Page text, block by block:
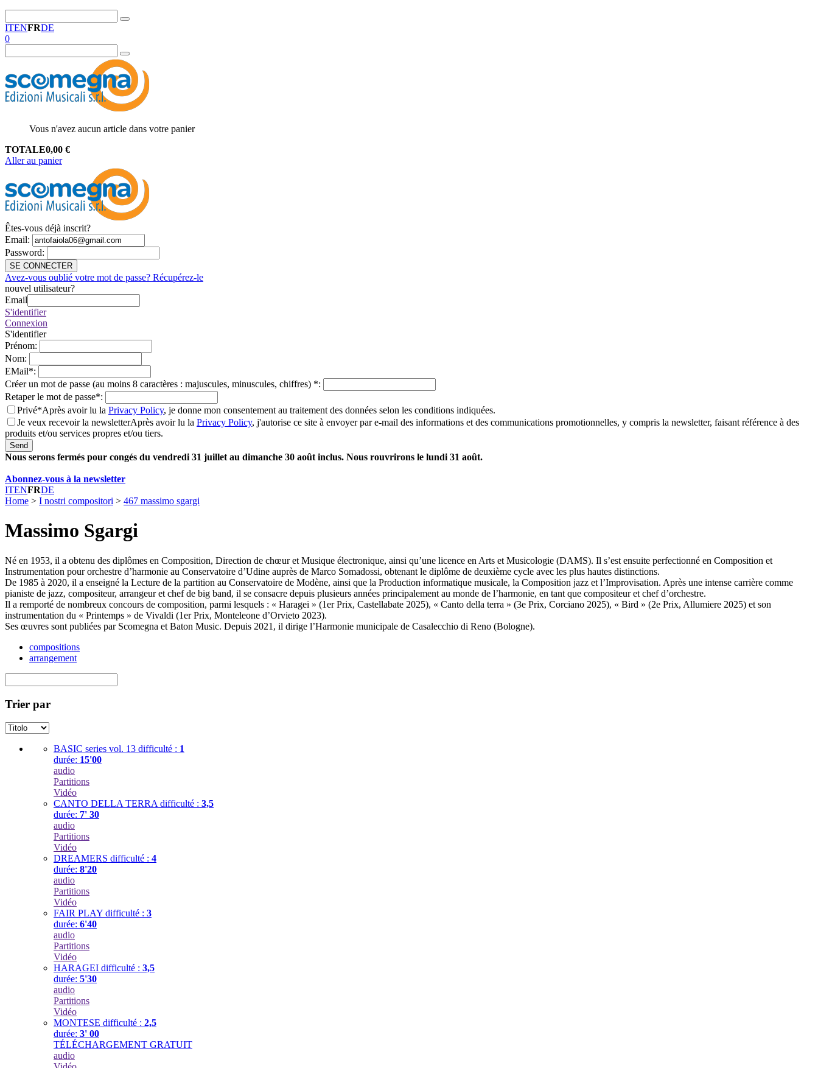
ITENFRDE
0
Vous n'avez aucun article dans votre panier
TOTALE0,00 €
Aller au panier
Êtes-vous déjà inscrit?
Email:
Password:
SE CONNECTER
Avez-vous oublié votre mot de passe? Récupérez-le
nouvel utilisateur?
Email
S'identifier
Connexion
S'identifier
Prénom:
Nom:
EMail*:
Créer un mot de passe (au moins 8 caractères : majuscules, minuscules, chiffres) *:
Retaper le mot de passe*:
Privé*Après avoir lu la Privacy Policy, je donne mon consentement au traitement des données selon les conditions indiquées.
Je veux recevoir la newsletterAprès avoir lu la Privacy Policy, j'autorise ce site à envoyer par e-mail des informations et des communications promotionnelles, y compris la newsletter, faisant référence à des
produits et/ou services propres et/ou tiers.
Send
Nous serons fermés pour congés du vendredi 31 juillet au dimanche 30 août inclus. Nous rouvrirons le lundi 31 août.
Abonnez-vous à la newsletter
ITENFRDE
Home > I nostri compositori > 467 massimo sgargi
Massimo Sgargi
Né en 1953, il a obtenu des diplômes en Composition, Direction de chœur et Musique électronique, ainsi qu’une licence en Arts et Musicologie (DAMS). Il s’est ensuite perfectionné en Composition et
Instrumentation pour orchestre d’harmonie au Conservatoire d’Udine auprès de Marco Somadossi, obtenant le diplôme de deuxième cycle avec les plus hautes distinctions.
De 1985 à 2020, il a enseigné la Lecture de la partition au Conservatoire de Modène, ainsi que la Production informatique musicale, la Composition jazz et l’Improvisation. Après une intense carrière comme
pianiste de jazz, compositeur, arrangeur et chef de big band, il se consacre depuis plusieurs années principalement au monde de l’harmonie, en tant que compositeur et chef d’orchestre.
Il a remporté de nombreux concours de composition, parmi lesquels : « Haragei » (1er Prix, Castellabate 2025), « Canto della terra » (3e Prix, Corciano 2025), « Bird » (2e Prix, Allumiere 2025) et son
instrumentation du « Printemps » de Vivaldi (1er Prix, Monteleone d’Orvieto 2023).
Ses œuvres sont publiées par Scomegna et Baton Music. Depuis 2021, il dirige l’Harmonie municipale de Casalecchio di Reno (Bologne).
compositions
arrangement
Trier par
BASIC series vol. 13 difficulté : 1
durée: 15'00
audio
Partitions
Vidéo
CANTO DELLA TERRA difficulté : 3,5
durée: 7' 30
audio
Partitions
Vidéo
DREAMERS difficulté : 4
durée: 8'20
audio
Partitions
Vidéo
FAIR PLAY difficulté : 3
durée: 6'40
audio
Partitions
Vidéo
HARAGEI difficulté : 3,5
durée: 5'30
audio
Partitions
Vidéo
MONTESE difficulté : 2,5
durée: 3' 00
TÉLÉCHARGEMENT GRATUIT
audio